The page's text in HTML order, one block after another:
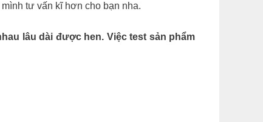
tư vấn kĩ hơn cho bạn nha.
lâu dài được hen. Việc test sản phẩm